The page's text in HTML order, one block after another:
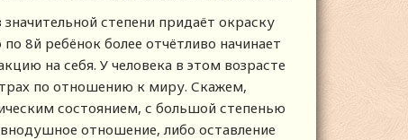
степени придаёт окраску
8й ребёнок более отчётливо начинает
на себя. У человека в этом возрасте
по отношению к миру. Скажем,
состоянием, с большой степенью
отношение, либо оставление